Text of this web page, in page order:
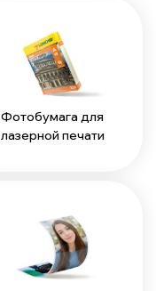
Фотобумага для
лазерной печати